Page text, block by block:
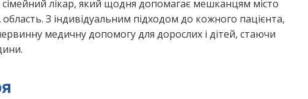
лікар, який щодня допомагає мешканцям місто
З індивідуальним підходом до кожного пацієнта,
медичну допомогу для дорослих і дітей, стаючи